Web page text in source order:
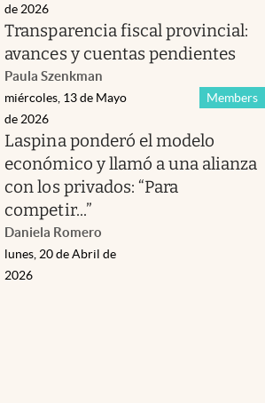
de 2026
Transparencia fiscal provincial:
avances y cuentas pendientes
Paula Szenkman
Members
miércoles, 13 de Mayo
de 2026
Laspina ponderó el modelo
económico y llamó a una alianza
con los privados: “Para
competir...”
Daniela Romero
lunes, 20 de Abril de
2026